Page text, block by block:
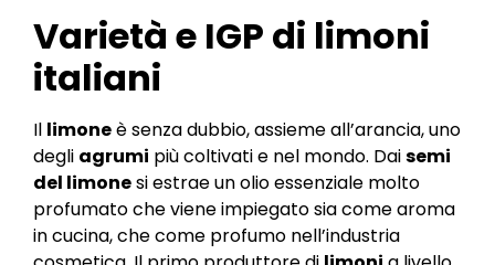
Varietà e IGP di limoni
italiani
Il limoneè senza dubbio, assieme all’arancia, uno
degli agrumi più coltivati e nel mondo. Daisemi
del limonesi estrae un olio essenziale molto
profumato che viene impiegato sia come aroma
in cucina, che come profumo nell’industria